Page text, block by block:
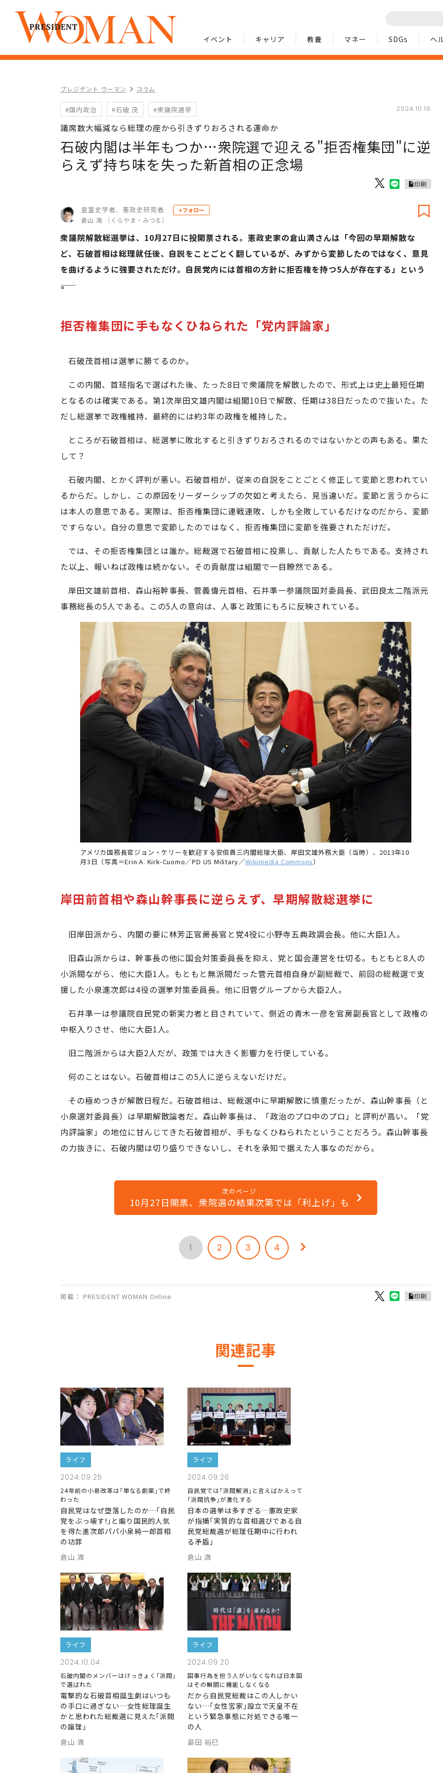
イベント キャリア 教養 マネー SDGs ヘ
プレジデント ウーマン コラム
#国内政治 #石破 茂 #衆議院選挙 2024.10.16
議席数大幅減なら総理の座から引きずりおろされる運命か
石破内閣は半年もつか…衆院選で迎える"拒否権集団"に逆
らえず持ち味を失った新首相の正念場
印刷
皇室史学者、憲政史研究者
倉山 満 （くらやま・みつる）
+フォロー
衆議院解散総選挙は、10月27日に投開票される。憲政史家の倉山満さんは「今回の早期解散な
ど、石破首相は総理就任後、自説をことごとく翻しているが、みずから変節したのではなく、意見
を曲げるように強要されただけ。自民党内には首相の方針に拒否権を持つ5人が存在する」という
――。
拒否権集団に手もなくひねられた「党内評論家」
石破茂首相は選挙に勝てるのか。
この内閣、首班指名で選ばれた後、たった8日で衆議院を解散したので、形式上は史上最短任期
となるのは確実である。第1次岸田文雄内閣は組閣10日で解散、任期は38日だったので抜いた。た
だし総選挙で政権維持、最終的には約3年の政権を維持した。
ところが石破首相は、総選挙に敗北すると引きずりおろされるのではないかとの声もある。果た
して？
石破内閣、とかく評判が悪い。石破首相が、従来の自説をことごとく修正して変節と思われてい
るからだ。しかし、この原因をリーダーシップの欠如と考えたら、見当違いだ。変節と言うからに
は本人の意思である。実際は、拒否権集団に連戦連敗、しかも全敗しているだけなのだから、変節
ですらない。自分の意思で変節したのではなく、拒否権集団に変節を強要されただけだ。
では、その拒否権集団とは誰か。総裁選で石破首相に投票し、貢献した人たちである。支持され
た以上、報いねば政権は続かない。その貢献度は組閣で一目瞭然である。
岸田文雄前首相、森山裕幹事長、菅義偉元首相、石井準一参議院国対委員長、武田良太二階派元
事務総長の5人である。この5人の意向は、人事と政策にもろに反映されている。
アメリカ国務長官ジョン・ケリーを歓迎する安倍晋三内閣総理大臣、岸田文雄外務大臣（当時）、2013年10
月3日（写真＝Erin A. Kirk-Cuomo／PD US Military／Wikimedia Commons）
岸田前首相や森山幹事長に逆らえず、早期解散総選挙に
旧岸田派から、内閣の要に林芳正官房長官と党4役に小野寺五典政調会長。他に大臣1人。
旧森山派からは、幹事長の他に国会対策委員長を抑え、党と国会運営を仕切る。もともと8人の
小派閥ながら、他に大臣1人。もともと無派閥だった菅元首相自身が副総裁で、前回の総裁選で支
援した小泉進次郎は4役の選挙対策委員長。他に旧菅グループから大臣2人。
石井準一は参議院自民党の新実力者と目されていて、側近の青木一彦を官房副長官として政権の
中枢入りさせ、他に大臣1人。
旧二階派からは大臣2人だが、政策では大きく影響力を行使している。
何のことはない。石破首相はこの5人に逆らえないだけだ。
その極めつきが解散日程だ。石破首相は、総裁選中に早期解散に慎重だったが、森山幹事長（と
小泉選対委員長）は早期解散論者だ。森山幹事長は、「政治のプロ中のプロ」と評判が高い。「党
内評論家」の地位に甘んじてきた石破首相が、手もなくひねられたということだろう。森山幹事長
の力抜きに、石破内閣は切り盛りできないし、それを承知で据えた人事なのだから。
次のページ
10月27日開票、衆院選の結果次第では「利上げ」も
1 2 3 4
掲載： PRESIDENT WOMAN Online 印刷
関連記事
ライフ
2024.09.25
24年前の小泉改革は｢単なる劇薬｣で終
わった
自民党はなぜ堕落したのか…｢自民
党をぶっ壊す!｣と煽り国民的人気
を得た進次郎パパ小泉純一郎首相
の功罪
倉山 満
ライフ
2024.09.26
自民党では｢派閥解消｣と言えばかえって
｢派閥抗争｣が激化する
日本の選挙は多すぎる…憲政史家
が指摘｢実質的な首相選びである自
民党総裁選が総理任期中に行われ
る矛盾｣
倉山 満
ライフ
2024.10.04
石破内閣のメンバーはけっきょく｢派閥｣
で選ばれた
電撃的な石破首相誕生劇はいつも
の手口に過ぎない…女性総理誕生
かと思われた総裁選に見えた｢派閥
の論理｣
倉山 満
ライフ
2024.09.20
国事行為を担う人がいなくなれば日本国
はその瞬間に機能しなくなる
だから自民党総裁はこの人しかい
ない…｢女性宮家｣設立で天皇不在
という緊急事態に対処できる唯一
の人
島田 裕巳